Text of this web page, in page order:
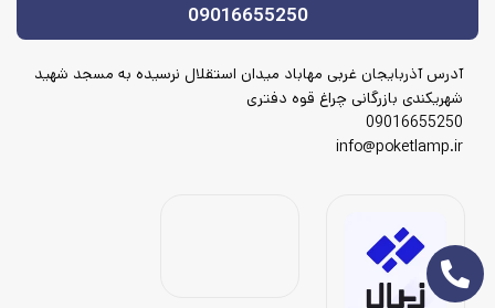
09016655250
آدرس آذربایجان غربی مهاباد میدان استقلال نرسیده به مسجد شهید
شهریکندی بازرگانی چراغ قوه دفتری
09016655250
info@poketlamp.ir